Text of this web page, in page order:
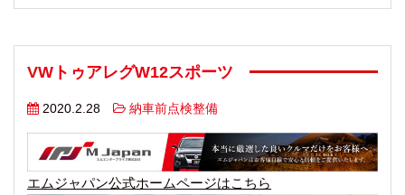
VWトゥアレグW12スポーツ
2020.2.28 納車前点検整備
エムジャパン公式ホームページはこちら